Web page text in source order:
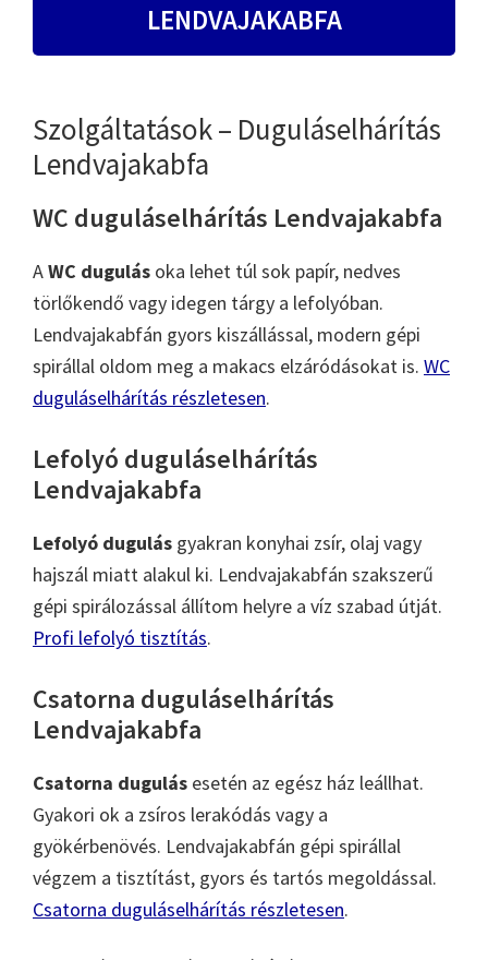
LENDVAJAKABFA
Szolgáltatások – Duguláselhárítás
Lendvajakabfa
WC duguláselhárítás Lendvajakabfa
AWC dugulás oka lehet túl sok papír, nedves
törlőkendő vagy idegen tárgy a lefolyóban.
Lendvajakabfán gyors kiszállással, modern gépi
spirállal oldom meg a makacs elzáródásokat is. WC
duguláselhárítás részletesen.
Lefolyó duguláselhárítás
Lendvajakabfa
Lefolyó dugulás gyakran konyhai zsír, olaj vagy
hajszál miatt alakul ki. Lendvajakabfán szakszerű
gépi spirálozással állítom helyre a víz szabad útját.
Profi lefolyó tisztítás.
Csatorna duguláselhárítás
Lendvajakabfa
Csatorna dugulás esetén az egész ház leállhat.
Gyakori ok a zsíros lerakódás vagy a
gyökérbenövés. Lendvajakabfán gépi spirállal
végzem a tisztítást, gyors és tartós megoldással.
Csatorna duguláselhárítás részletesen.